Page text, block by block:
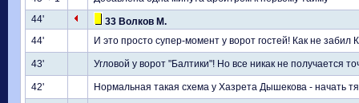
44'
33 Волков М.
44'
И это просто супер-момент у ворот гостей! Как не
43' Угловой у ворот "Балтики"! Но все никак не получается
42' Нормальная такая схема у Хазрета Дышекова - начать